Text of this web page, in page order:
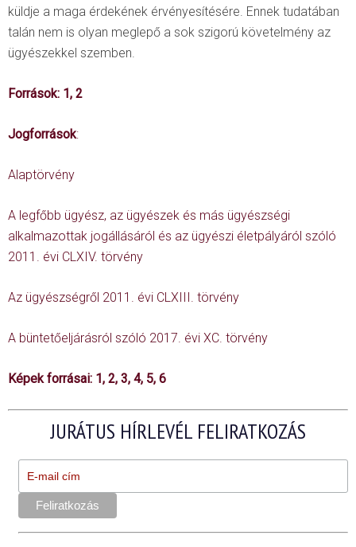
küldje a maga érdekének érvényesítésére. Ennek tudatában
talán nem is olyan meglepő a sok szigorú követelmény az
ügyészekkel szemben.
Források: 1, 2
Jogforrások:
Alaptörvény
A legfőbb ügyész, az ügyészek és más ügyészségi
alkalmazottak jogállásáról és az ügyészi életpályáról szóló
2011. évi CLXIV. törvény
Az ügyészségről 2011. évi CLXIII. törvény
A büntetőeljárásról szóló 2017. évi XC. törvény
Képek forrásai: 1, 2, 3, 4, 5, 6
JURÁTUS HÍRLEVÉL FELIRATKOZÁS